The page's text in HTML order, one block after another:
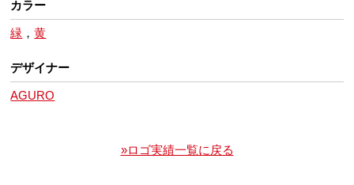
カラー
緑 ，黄
デザイナー
AGURO
»ロゴ実績一覧に戻る